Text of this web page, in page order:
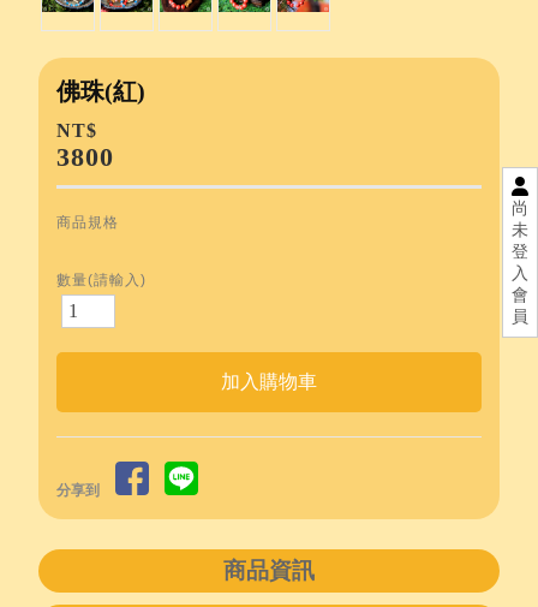
尚
未
登
入
會
員
佛珠(紅)
NT$
3800
商品規格
數量(請輸入)
分享到
商品資訊